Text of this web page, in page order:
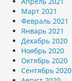
Март 2021
Февраль 2021
Январь 2021
Декабрь 2020
Ноябрь 2020
Октябрь 2020
Сентябрь 2020